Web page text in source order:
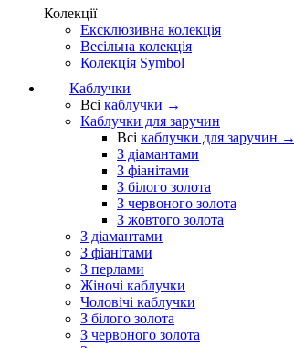
Колекції
Ексклюзивна колекція
Весільна колекція
Колекція Symbol
Каблучки
Всі каблучки →
Каблучки для заручин
Всі каблучки для заручин →
З діамантами
З фіанітами
З білого золота
З червоного золота
З жовтого золота
З діамантами
З фіанітами
З перлами
Жіночі каблучки
Чоловічі каблучки
З білого золота
З червоного золота